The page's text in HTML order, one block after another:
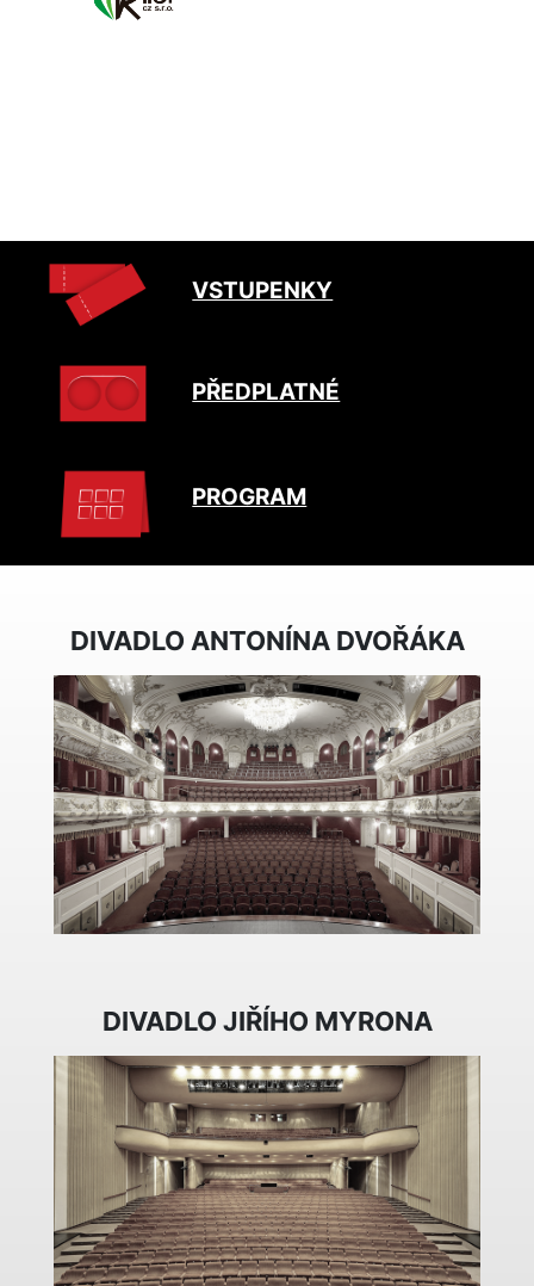
VSTUPENKY
PŘEDPLATNÉ
PROGRAM
DIVADLO ANTONÍNA DVOŘÁKA
DIVADLO JIŘÍHO MYRONA